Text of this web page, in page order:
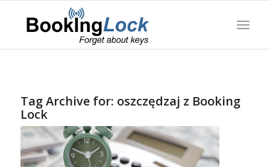
Tag Archive for: oszczędzaj z Booking
Lock